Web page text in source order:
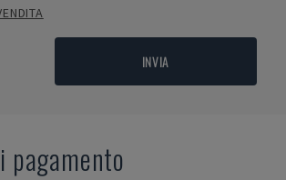
INVIA
pagamento